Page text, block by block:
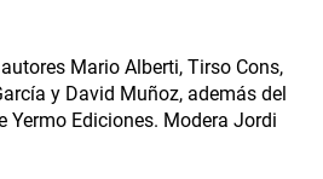
Mario Alberti, Tirso Cons,
y David Muñoz, además del
Yermo Ediciones. Modera Jordi